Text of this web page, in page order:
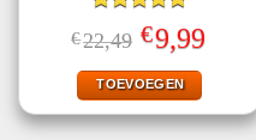
Gewaardeerd
4.78uit 5
€22,49 Oorspronkelijke
prijs
was:
€22,49.
€9,99Huidige
prijs
TOEVOEGEN